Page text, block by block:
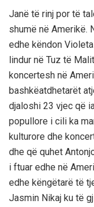
Janë të rinj por të
shumë në Amerikë.
edhe këndon
lindur në Tuz të
koncertesh në
bashkëatdhetarët
djaloshi 23 vjec që
popullore i cili ka
kulturore dhe
dhe që quhet
i ftuar edhe në
edhe këngëtarë të
Jasmin Nikaj ku të